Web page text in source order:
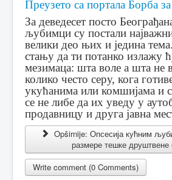
Преузето са портала Борба
За деведесет посто
љубимци су постали
велики део њих и једина
стању да ти потанко излажу
мезимаца: шта воле а шта не
колико често серу, кога
укућанима или комшијама и
се не либе да их уведу у
продавницу и друга јавна
Opširnije: Опсесија кућним
размере тешке друштвене
Write comment (0 Comments)